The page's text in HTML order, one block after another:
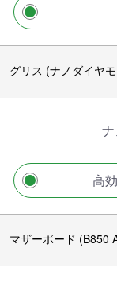
グリス (ナノダイヤ
高
マザーボード (B850